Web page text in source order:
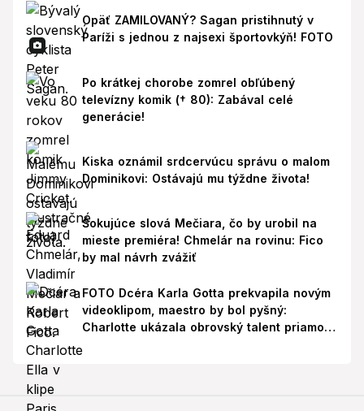
Opäť ZAMILOVANÝ? Sagan pristihnutý v
Paríži s jednou z najsexi športovkýň! FOTO
Po krátkej chorobe zomrel obľúbený
televízny komik († 80): Zabával celé
generácie!
Kiska oznámil srdcervúcu správu o malom
Dominikovi: Ostávajú mu týždne života!
Šokujúce slová Mečiara, čo by urobil na
mieste premiéra! Chmelár na rovinu: Fico
by mal návrh zvážiť
FOTO Dcéra Karla Gotta prekvapila novým
videoklipom, maestro by bol pyšný:
Charlotte ukázala obrovský talent priamo v